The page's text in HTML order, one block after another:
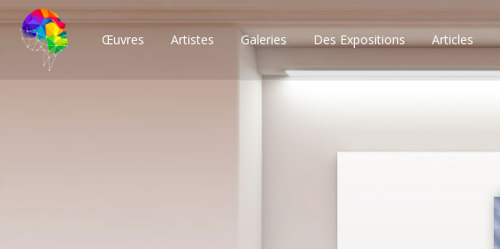
Œuvres Artistes Galeries Des Expositions Articles